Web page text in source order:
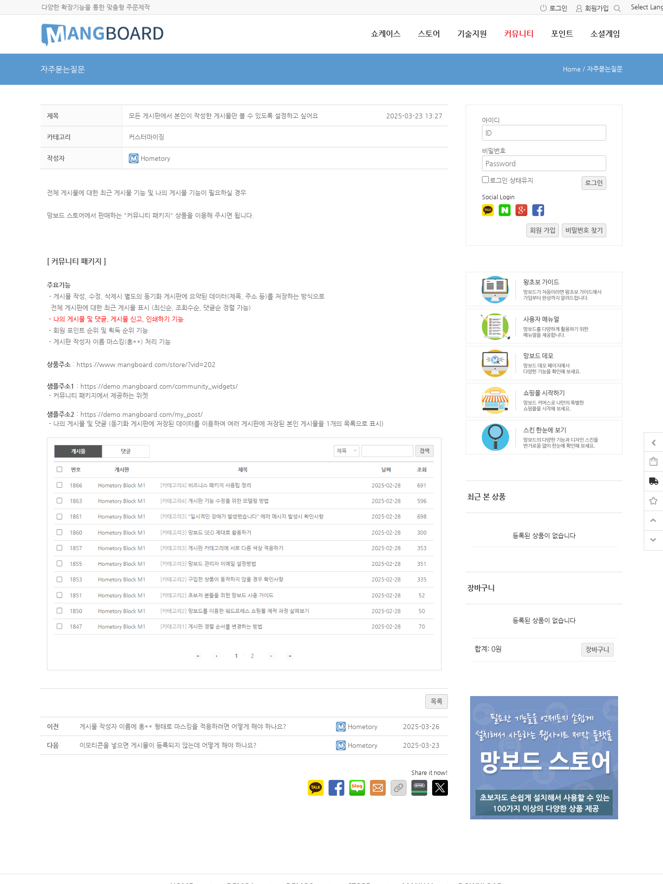
다양한 확장기능을 통한 맞춤형 주문제작 Select
로그인 회원가입
쇼케이스 스토어 기술지원 커뮤니티 포인트 소셜게임
자주묻는질문 Home / 자주묻는질문
제목 모든 게시판에서 본인이 작성한 게시물만 볼 수 있도록 설정하고 싶어요 2025-03-23 13:27
카테고리 커스터마이징
작성자 Hometory
전체 게시물에 대한 최근 게시물 기능 및 나의 게시물 기능이 필요하실 경우
망보드 스토어에서 판매하는 "커뮤니티 패키지" 상품을 이용해 주시면 됩니다.
[ 커뮤니티 패키지 ]
주요기능
- 게시물 작성, 수정, 삭제시 별도의 동기화 게시판에 요약된 데이터(제목, 주소 등)를 저장하는 방식으로
전체 게시판에 대한 최근 게시물 표시 (최신순, 조회수순, 댓글순 정렬 가능)
- 나의 게시물 및 댓글, 게시물 신고, 인쇄하기 기능
- 회원 포인트 순위 및 획득 순위 기능
- 게시판 작성자 이름 마스킹(홍**) 처리 기능
상품주소 : https://www.mangboard.com/store/?vid=202
샘플주소1 : https://demo.mangboard.com/community_widgets/
- 커뮤니티 패키지에서 제공하는 위젯
샘플주소2 : https://demo.mangboard.com/my_post/
- 나의 게시물 및 댓글 (동기화 게시판에 저장된 데이터를 이용하여 여러 게시판에 저장된 본인 게시물을 1개의 목록으로 표시)
목록
이전 게시물 작성자 이름에 홍** 형태로 마스킹을 적용하려면 어떻게 해야 하나요? Hometory 2025-03-26
다음 이모티콘을 넣으면 게시물이 등록되지 않는데 어떻게 해야 하나요? Hometory 2025-03-23
Share it now!
아이디
비밀번호
로그인 상태유지 로그인
Social Login
회원 가입 비밀번호 찾기
최근 본 상품
등록된 상품이 없습니다
장바구니
등록된 상품이 없습니다
합계: 0원 장바구니